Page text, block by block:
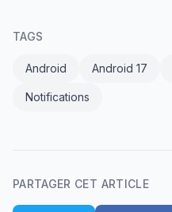
TAGS
Android Android 17
Notifications
PARTAGER CET ARTICLE